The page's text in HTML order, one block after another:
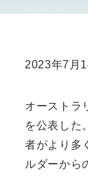
2023年7月
オーストラ
を公表した
者がより多
ルダーから